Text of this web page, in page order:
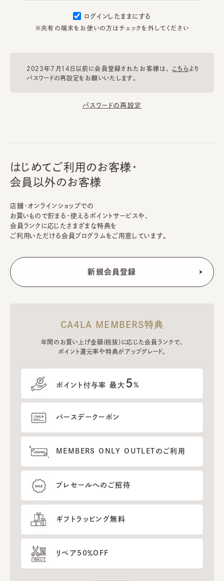
ログインしたままにする
※共有の端末をお使いの方はチェックを外してください
2023年7月14日以前に会員登録されたお客様は、 こちらより
パスワードの再設定をお願いいたします。
パスワードの再設定
はじめてご利用のお客様・
会員以外のお客様
店舗・オンラインショップでの
お買いもので貯まる・使えるポイントサービスや、
会員ランクに応じたさまざまな特典を
ご利用いただける会員プログラムをご用意しています。
CA4LA MEMBERS特典
年間のお買い上げ金額(税抜)に応じた会員ランクで、
ポイント還元率や特典がアップグレード。
ポイント付与率 最大 5%
バースデークーポン
MEMBERS ONLY OUTLETのご利用
プレセールへのご招待
ギフトラッピング無料
リペア50％OFF